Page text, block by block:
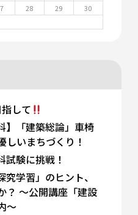
28 29
30
して
】「建築総論」車椅
しいまちづくり！
験に挑戦！
究学習」のヒント、
？ 〜公開講座「建設
〜